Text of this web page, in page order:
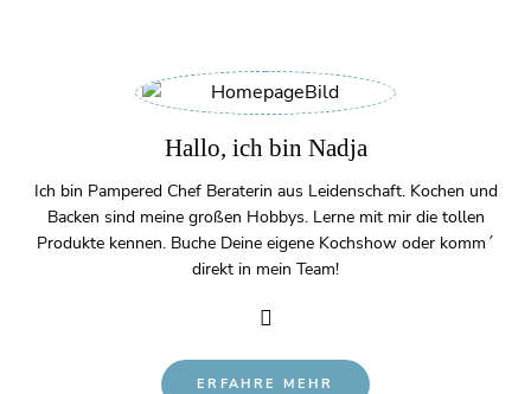
Hallo, ich bin Nadja
Ich bin Pampered Chef Beraterin aus Leidenschaft. Kochen und
Backen sind meine großen Hobbys. Lerne mit mir die tollen
Produkte kennen. Buche Deine eigene Kochshow oder komm´
direkt in mein Team!
ERFAHRE MEHR